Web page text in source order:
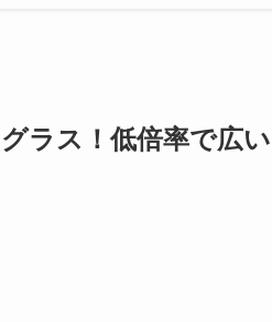
ラス！低倍率で広い